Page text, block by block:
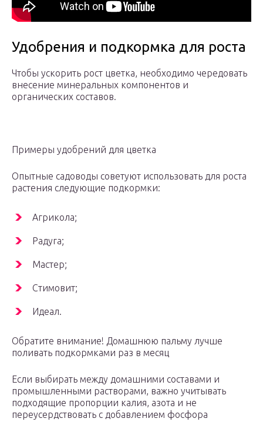
Удобрения и подкормка для роста
Чтобы ускорить рост цветка, необходимо чередовать
внесение минеральных компонентов и
органических составов.
Примеры удобрений для цветка
Опытные садоводы советуют использовать для роста
растения следующие подкормки:
Агрикола;
Радуга;
Мастер;
Стимовит;
Идеал.
Обратите внимание! Домашнюю пальму лучше
поливать подкормками раз в месяц
Если выбирать между домашними составами и
промышленными растворами, важно учитывать
подходящие пропорции калия, азота и не
переусердствовать с добавлением фосфора